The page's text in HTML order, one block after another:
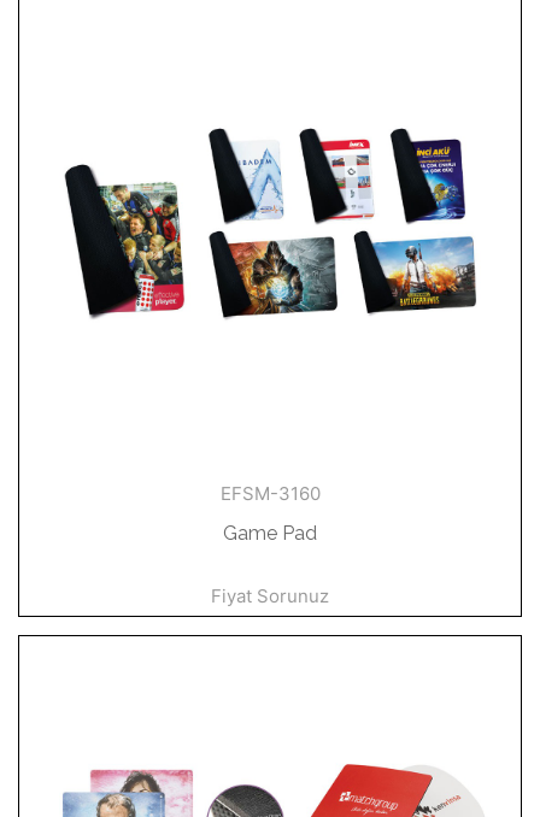
EFSM-3160
Game Pad
Fiyat Sorunuz